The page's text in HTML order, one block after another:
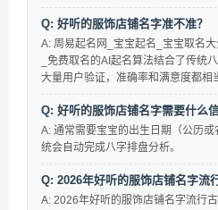
Q: 好听的服饰店铺名字准不准？
A: 周易起名网_宝宝起名_宝宝取名
_免费取名的AI起名算法结合了传统
大量用户验证，准确率和满意度都相
Q: 好听的服饰店铺名字需要什么信
A: 通常需要宝宝的出生日期（公历
统会自动完成八字排盘分析。
Q: 2026年好听的服饰店铺名字流
A: 2026年好听的服饰店铺名字流行